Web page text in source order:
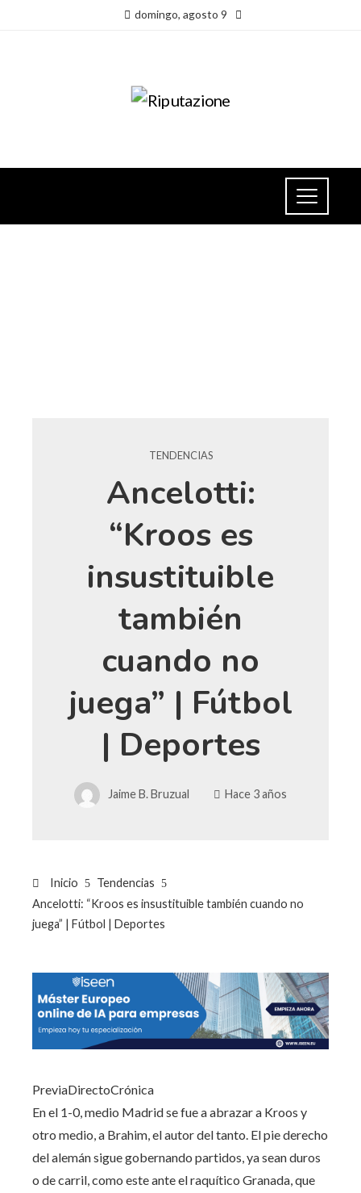
domingo, agosto 9
TENDENCIAS
Ancelotti:
“Kroos es
insustituible
también
cuando no
juega” | Fútbol
| Deportes
Jaime B. Bruzual Hace 3 años
Inicio
Tendencias
Ancelotti: “Kroos es insustituible también cuando no
juega” | Fútbol | Deportes
PreviaDirectoCrónica
En el 1-0, medio Madrid se fue a abrazar a Kroos y
otro medio, a Brahim, el autor del tanto. El pie derecho
del alemán sigue gobernando partidos, ya sean duros
o de carril, como este ante el raquítico Granada, que